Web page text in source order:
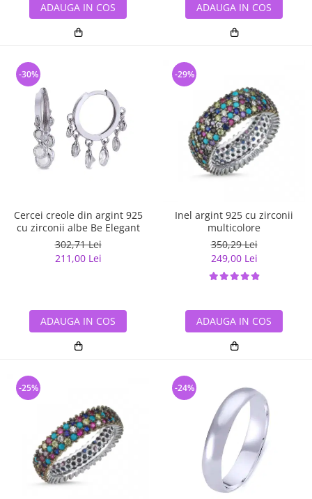
ADAUGA IN COS ADAUGA IN COS
Cercei creole din argint 925
cu zirconii albe Be Elegant
302,71 Lei
211,00 Lei
-30%
ADAUGA IN COS
Inel argint 925 cu zirconii
multicolore
350,29 Lei
249,00 Lei
-29%
ADAUGA IN COS
-25% -24%